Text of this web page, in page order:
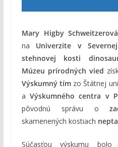
Mary Higby Schweitzerová
na Univerzite v
stehnovej kosti
Múzeu prírodných vied
Výskumný tímzo Štátnej
aVýskumného centra v
pôvodnú správu o
skamenených kostiach
Súčasťou výskumu